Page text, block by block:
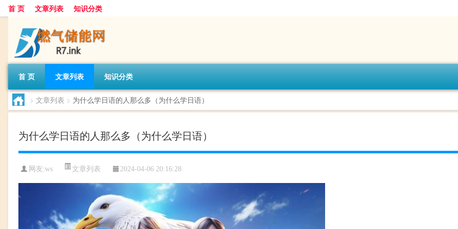
首 页 文章列表 知识分类
首 页 文章列表 知识分类
> 文章列表 > 为什么学日语的人那么多（为什么学日语）
为什么学日语的人那么多（为什么学日语）
网友:ws 文章列表 2024-04-06 20:16:28